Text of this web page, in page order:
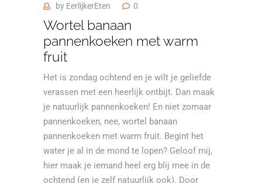
by EerlijkerEten 0
Wortel banaan
pannenkoeken met warm
fruit
Het is zondag ochtend en je wilt je geliefde
verassen met een heerlijk ontbijt. Dan maak
je natuurlijk pannenkoeken! En niet zomaar
pannenkoeken, nee, wortel banaan
pannenkoeken met warm fruit. Begint het
water je al in de mond te lopen? Geloof mij,
hier maak je iemand heel erg blij mee in de
ochtend (en je zelf natuurlijk ook). Door